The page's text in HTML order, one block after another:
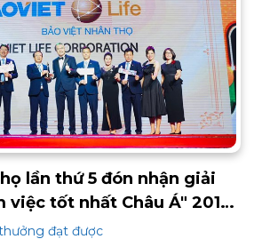
lần thứ 5 đón nhận giải
việc tốt nhất Châu Á" 2018
đạt được